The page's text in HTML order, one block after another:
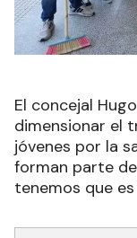
El concejal
dimensionar el
jóvenes por la
forman parte
tenemos que